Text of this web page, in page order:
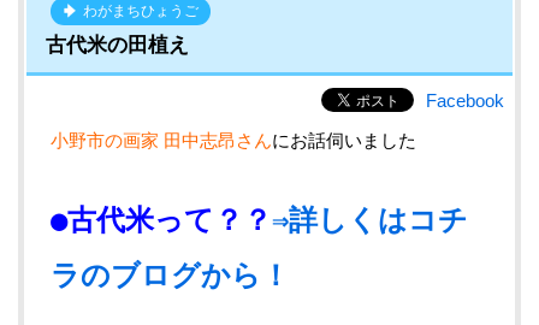
わがまちひょうご
古代米の田植え
Facebook
小野市の画家 田中志昂さんにお話伺いました
●古代米って？？⇒詳しくはコチ
ラのブログから！